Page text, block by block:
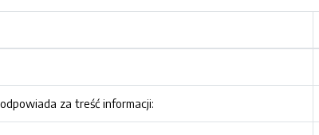
za treść informacji: